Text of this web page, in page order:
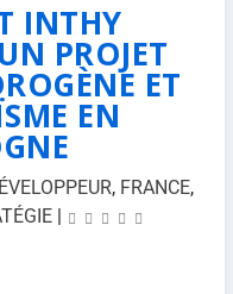
INTHY
PROJET
ET
EN
, FRANCE,
|